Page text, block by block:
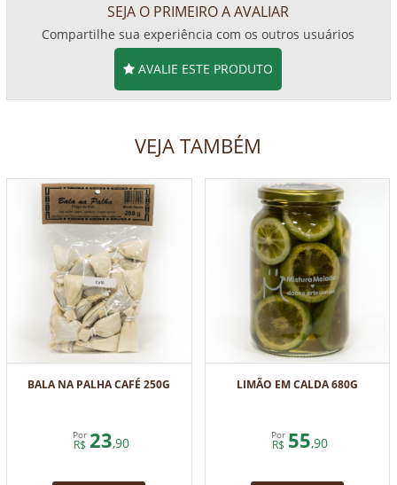
SEJA O PRIMEIRO A AVALIAR
Compartilhe sua experiência com os outros usuários
AVALIE ESTE PRODUTO
VEJA TAMBÉM
BALA NA PALHA CAFÉ 250G
Por
R$ 23,90
LIMÃO EM CALDA 680G
Por
R$ 55,90